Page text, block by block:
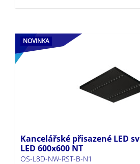
NOVINKA
Kancelářské přisazené LED
LED 600x600 NT
OS-L8D-NW-RST-B-N1